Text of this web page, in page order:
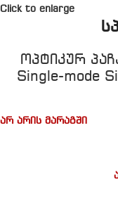
Click to enlarge
ოპტიკურ
Single-mode
არ არის მარაგში